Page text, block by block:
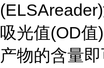
吸光值(OD值
产物的含量